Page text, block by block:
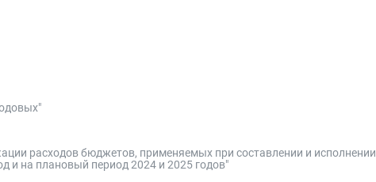
расходов бюджетов, применяемых при составлении и исполнении
и на плановый период 2024 и 2025 годов"